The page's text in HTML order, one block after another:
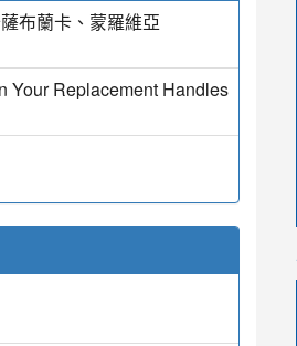
布蘭卡、蒙羅維亞
Your Replacement Handles